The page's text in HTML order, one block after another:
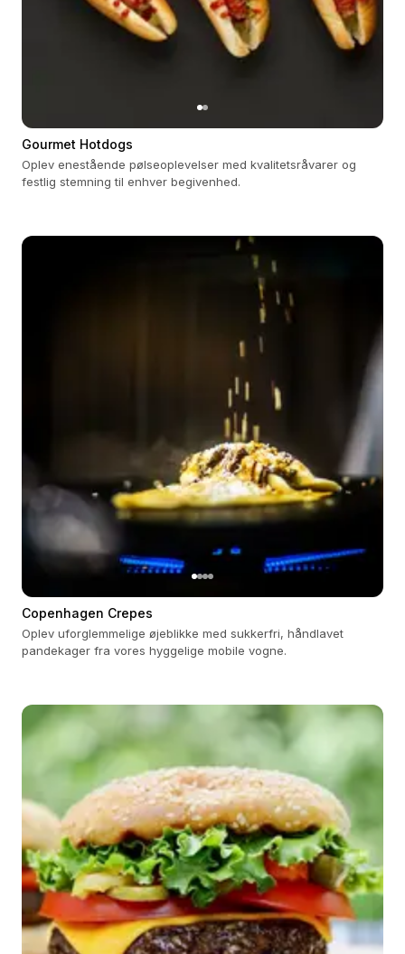
Gourmet Hotdogs
Oplev enestående pølseoplevelser med kvalitetsråvarer og
festlig stemning til enhver begivenhed.
Copenhagen Crepes
Oplev uforglemmelige øjeblikke med sukkerfri, håndlavet
pandekager fra vores hyggelige mobile vogne.